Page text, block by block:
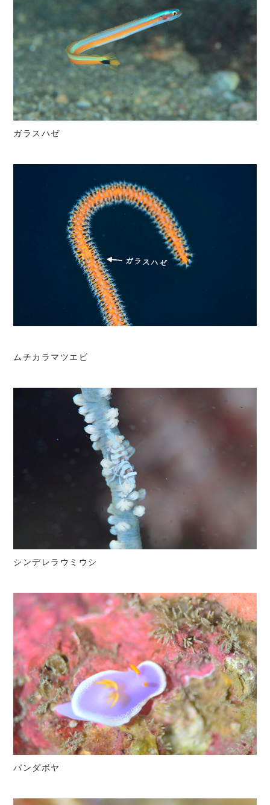
ガラスハゼ
ムチカラマツエビ
シンデレラウミウシ
パンダボヤ